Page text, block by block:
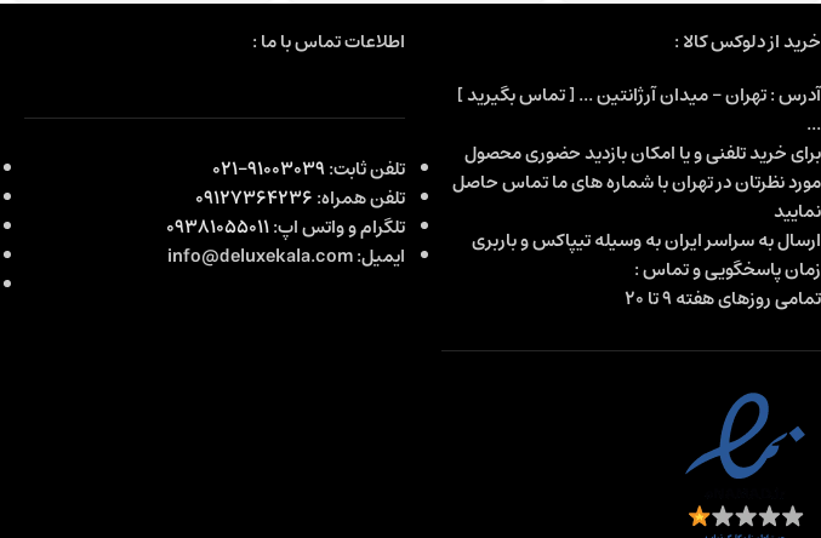
خرید از دلوکس کالا :
آدرس : تهران - میدان آرژانتین ... [ تماس بگیرید ]
...
برای خرید تلفنی و یا امکان بازدید حضوری محصول
مورد نظرتان در تهران با شماره های ما تماس حاصل
نمایید
ارسال به سراسر ایران به وسیله تیپاکس و باربری
زمان پاسخگویی و تماس :
تمامی روزهای هفته 9 تا 20
اطلاعات تماس با ما :
تلفن ثابت:91003039-021
تلفن همراه:09127364236
تلگرام و واتس اپ:09381055011
ایمیل: info@deluxekala.com